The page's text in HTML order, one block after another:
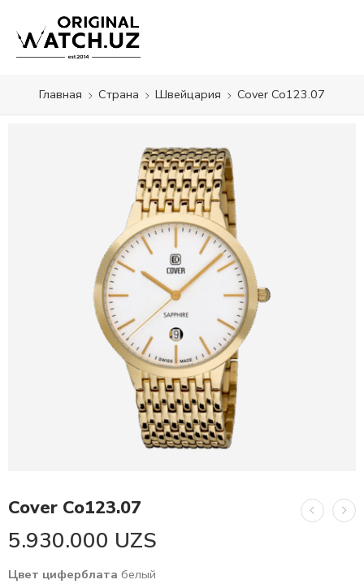
Главная Страна Швейцария Cover Co123.07
Cover Co123.07
5.930.000 UZS
Цвет циферблата белый